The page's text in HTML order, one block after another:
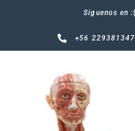
Siguenos en :
+56 229381347
Fisiología